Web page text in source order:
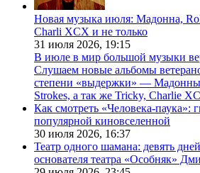
Новая музыка июля: Мадонна,
Charli XCX и не только
31 июля 2026, 19:15
В июле в мир большой музыки
Слушаем новые альбомы
степени «выдержки» —
Strokes, а так же Tricky, Charlie
Как смотреть «Человека-паука»:
популярной киновселенной
30 июля 2026, 16:37
Театр одного шамана: девять
основателя театра «Особняк»